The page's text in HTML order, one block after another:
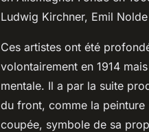
Ludwig Kirchner, Emil
Ces artistes ont été
volontairement en 1914
mentale. Il a par la suite
du front, comme la
coupée, symbole de sa